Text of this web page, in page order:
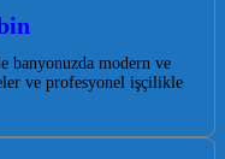
banyonuzda modern ve
ve profesyonel işçilikle